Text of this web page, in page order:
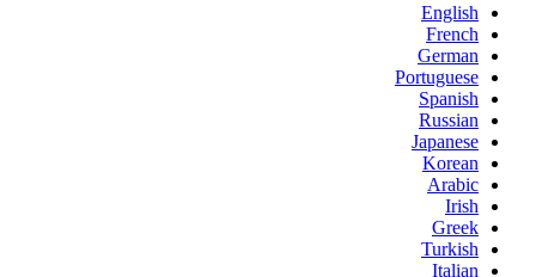
English
French
German
Portuguese
Spanish
Russian
Japanese
Korean
Arabic
Irish
Greek
Turkish
Italian